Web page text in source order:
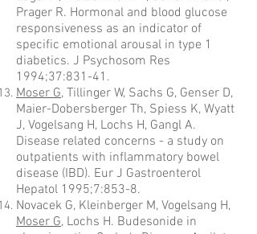
Prager R. Hormonal and blood glucose
responsiveness as an indicator of
specific emotional arousal in type 1
diabetics. J Psychosom Res
1994;37:831-41.
Moser G, Tillinger W, Sachs G, Genser D,
Maier-Dobersberger Th, Spiess K, Wyatt
J, Vogelsang H, Lochs H, Gangl A.
Disease related concerns - a study on
outpatients with inflammatory bowel
disease (IBD). Eur J Gastroenterol
Hepatol 1995;7:853-8.
Novacek G, Kleinberger M, Vogelsang H,
Moser G, Lochs H. Budesonide in